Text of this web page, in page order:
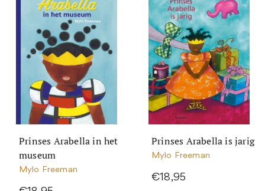
Prinses Arabella in het
museum
Mylo Freeman
Prinses Arabella is jarig
Mylo Freeman
€18,95